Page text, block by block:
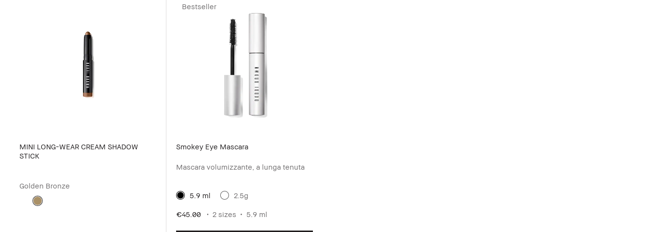
MINI LONG-WEAR CREAM SHADOW
STICK
Golden Bronze
Bestseller
Smokey Eye Mascara
Mascara volumizzante, a lunga tenuta
5.9 ml 2.5g
€45.00 2 sizes 5.9 ml